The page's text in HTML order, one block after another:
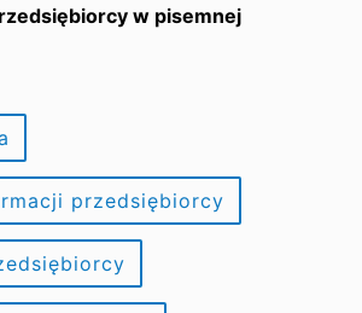
w pisemnej
przedsiębiorcy